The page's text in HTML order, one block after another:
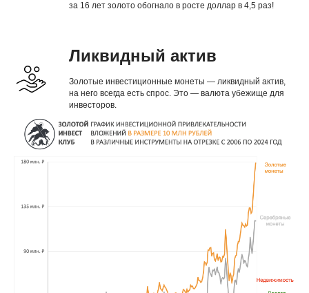
за 16 лет золото обогнало в росте доллар в 4,5 раз!
Ликвидный актив
Золотые инвестиционные монеты — ликвидный актив,
на него всегда есть спрос. Это — валюта убежище для
инвесторов.